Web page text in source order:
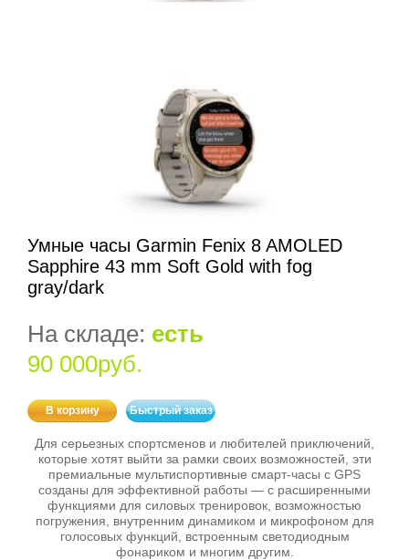
Умные часы Garmin Fenix 8 AMOLED
Sapphire 43 mm Soft Gold with fog
gray/dark
На складе: есть
90 000руб.
В корзину Быстрый заказ
Для серьезных спортсменов и любителей приключений,
которые хотят выйти за рамки своих возможностей, эти
премиальные мультиспортивные смарт-часы с GPS
созданы для эффективной работы — с расширенными
функциями для силовых тренировок, возможностью
погружения, внутренним динамиком и микрофоном для
голосовых функций, встроенным светодиодным
фонариком и многим другим.